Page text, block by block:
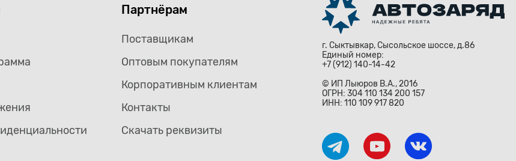
Партнёрам
Поставщикам
Оптовым покупателям
Корпоративным клиентам
Контакты
Скачать реквизиты
г. Сыктывкар, Сысольское шоссе, д.86
Единый номер:
+7 (912) 140-14-42
© ИП Лыюров В.А., 2016
ОГРН: 304 110 134 200 157
ИНН: 110 109 917 820